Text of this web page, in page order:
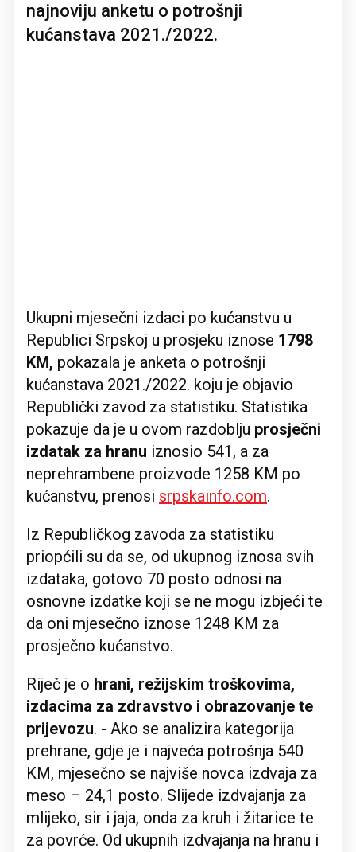
najnoviju anketu o potrošnji
kućanstava 2021./2022.
Ukupni mjesečni izdaci po kućanstvu u
Republici Srpskoj u prosjeku iznose 1798
KM, pokazala je anketa o potrošnji
kućanstava 2021./2022. koju je objavio
Republički zavod za statistiku. Statistika
pokazuje da je u ovom razdoblju prosječni
izdatak za hranu iznosio 541, a za
neprehrambene proizvode 1258 KM po
kućanstvu, prenosi srpskainfo.com.
Iz Republičkog zavoda za statistiku
priopćili su da se, od ukupnog iznosa svih
izdataka, gotovo 70 posto odnosi na
osnovne izdatke koji se ne mogu izbjeći te
da oni mjesečno iznose 1248 KM za
prosječno kućanstvo.
Riječ je o hrani, režijskim troškovima,
izdacima za zdravstvo i obrazovanje te
prijevozu. - Ako se analizira kategorija
prehrane, gdje je i najveća potrošnja 540
KM, mjesečno se najviše novca izdvaja za
meso – 24,1 posto. Slijede izdvajanja za
mlijeko, sir i jaja, onda za kruh i žitarice te
za povrće. Od ukupnih izdvajanja na hranu i